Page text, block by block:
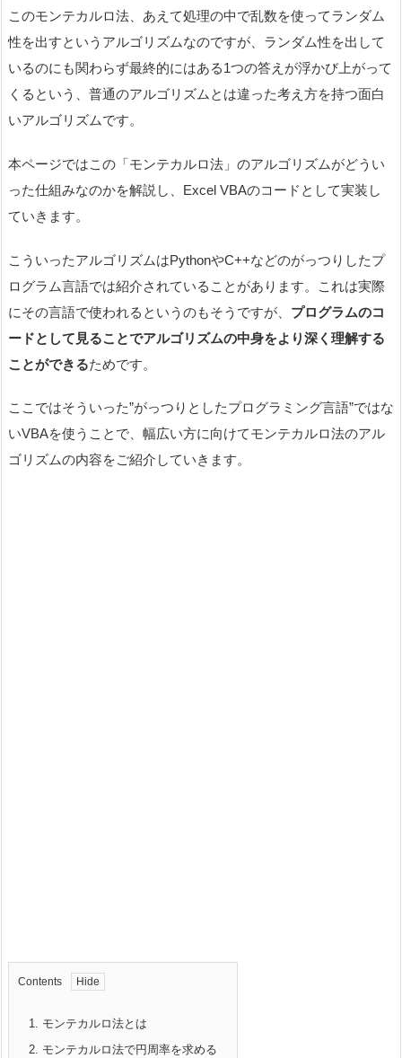
このモンテカルロ法、あえて処理の中で乱数を使ってランダム
性を出すというアルゴリズムなのですが、ランダム性を出して
いるのにも関わらず最終的にはある1つの答えが浮かび上がって
くるという、普通のアルゴリズムとは違った考え方を持つ面白
いアルゴリズムです。
本ページではこの「モンテカルロ法」のアルゴリズムがどうい
った仕組みなのかを解説し、Excel VBAのコードとして実装し
ていきます。
こういったアルゴリズムはPythonやC++などのがっつりしたプ
ログラム言語では紹介されていることがあります。これは実際
にその言語で使われるというのもそうですが、 プログラムのコ
ードとして見ることでアルゴリズムの中身をより深く理解する
ことができるためです。
ここではそういった”がっつりとしたプログラミング言語”ではな
いVBAを使うことで、幅広い方に向けてモンテカルロ法のアル
ゴリズムの内容をご紹介していきます。
Contents
1. モンテカルロ法とは
2. モンテカルロ法で円周率を求める